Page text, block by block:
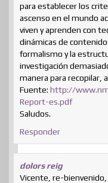
para establecer los
ascenso en el mundo
viven y aprenden con
dinámicas de
formalismo y la
investigación
manera para recopilar,
Fuente:http://
Report-es.pdf
Saludos.
Responder
dolors reig
Vicente, re-